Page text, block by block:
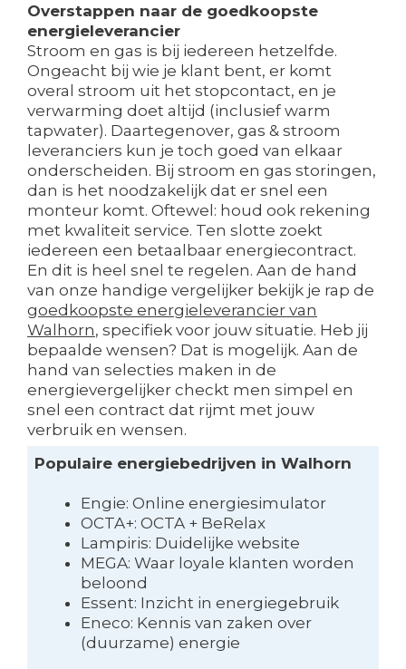
Overstappen naar de goedkoopste
energieleverancier
Stroom en gas is bij iedereen hetzelfde.
Ongeacht bij wie je klant bent, er komt
overal stroom uit het stopcontact, en je
verwarming doet altijd (inclusief warm
tapwater). Daartegenover, gas & stroom
leveranciers kun je toch goed van elkaar
onderscheiden. Bij stroom en gas storingen,
dan is het noodzakelijk dat er snel een
monteur komt. Oftewel: houd ook rekening
met kwaliteit service. Ten slotte zoekt
iedereen een betaalbaar energiecontract.
En dit is heel snel te regelen. Aan de hand
van onze handige vergelijker bekijk je rap de
goedkoopste energieleverancier van
Walhorn, specifiek voor jouw situatie. Heb jij
bepaalde wensen? Dat is mogelijk. Aan de
hand van selecties maken in de
energievergelijker checkt men simpel en
snel een contract dat rijmt met jouw
verbruik en wensen.
Populaire energiebedrijven in Walhorn
Engie: Online energiesimulator
OCTA+: OCTA + BeRelax
Lampiris: Duidelijke website
MEGA: Waar loyale klanten worden
beloond
Essent: Inzicht in energiegebruik
Eneco: Kennis van zaken over
(duurzame) energie